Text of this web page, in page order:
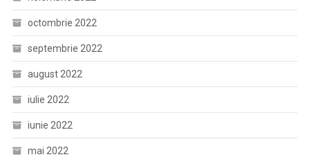
octombrie 2022
septembrie 2022
august 2022
iulie 2022
iunie 2022
mai 2022